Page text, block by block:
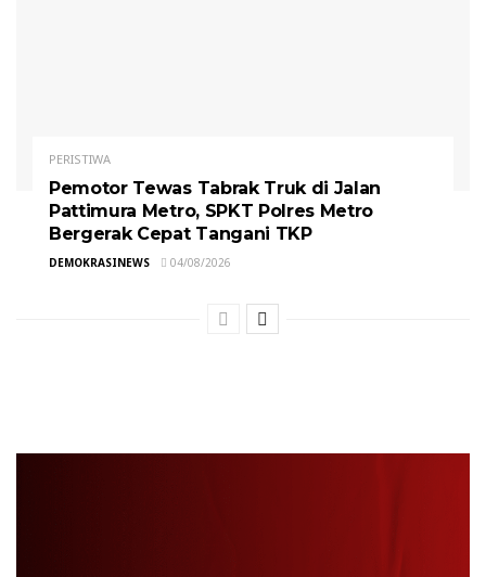
PERISTIWA
Pemotor Tewas Tabrak Truk di Jalan
Pattimura Metro, SPKT Polres Metro
Bergerak Cepat Tangani TKP
DEMOKRASINEWS 04/08/2026